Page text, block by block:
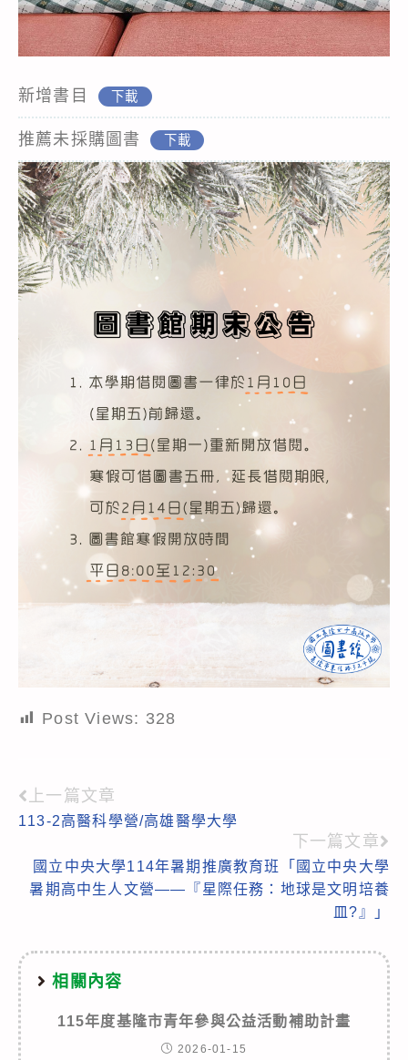
新增書目 下載
推薦未採購圖書 下載
Post Views: 328
Read
more
articles
上一篇文章
113-2高醫科學營/高雄醫學大學
下一篇文章
國立中央大學114年暑期推廣教育班「國立中央大學
暑期高中生人文營——『星際任務：地球是文明培養
皿?』」
相關內容
115年度基隆市青年參與公益活動補助計畫
2026-01-15